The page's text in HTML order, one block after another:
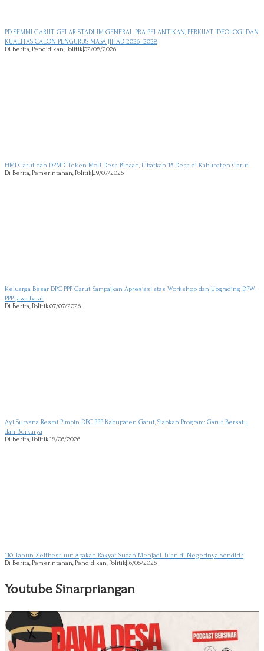
PD SEMMI GARUT GELAR STADIUM GENERAL PRA PELANTIKAN, PERKUAT IDEOLOGI DAN
KUALITAS CALON PENGURUS MASA JIHAD 2026–2028
Di Berita, Pendidikan, Politik02/08/2026
HMI Garut dan DPMD Teken MoU Desa Binaan, Libatkan 15 Desa di Kabupaten Garut
Di Berita, Pemerintahan, Politik29/07/2026
Keluarga Besar DPC PPP Garut Sampaikan Apresiasi atas Workshop dan Upgrading DPW
PPP Jawa Barat
Di Berita, Politik07/07/2026
Ayi Suryana Resmi Pimpin DPC PPP Kabupaten Garut, Siapkan Program: Garut Bersatu
dan Berkarya
Di Berita, Politik18/06/2026
110 Tahun Zelfbestuur: Apakah Rakyat Sudah Menjadi Tuan di Negerinya Sendiri?
Di Berita, Pemerintahan, Pendidikan, Politik16/06/2026
Youtube Sinarpriangan